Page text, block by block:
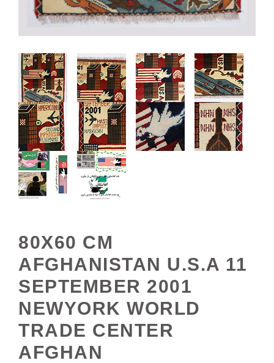
80X60 CM
AFGHANISTAN U.S.A 11
SEPTEMBER 2001
NEWYORK WORLD
TRADE CENTER
AFGHAN